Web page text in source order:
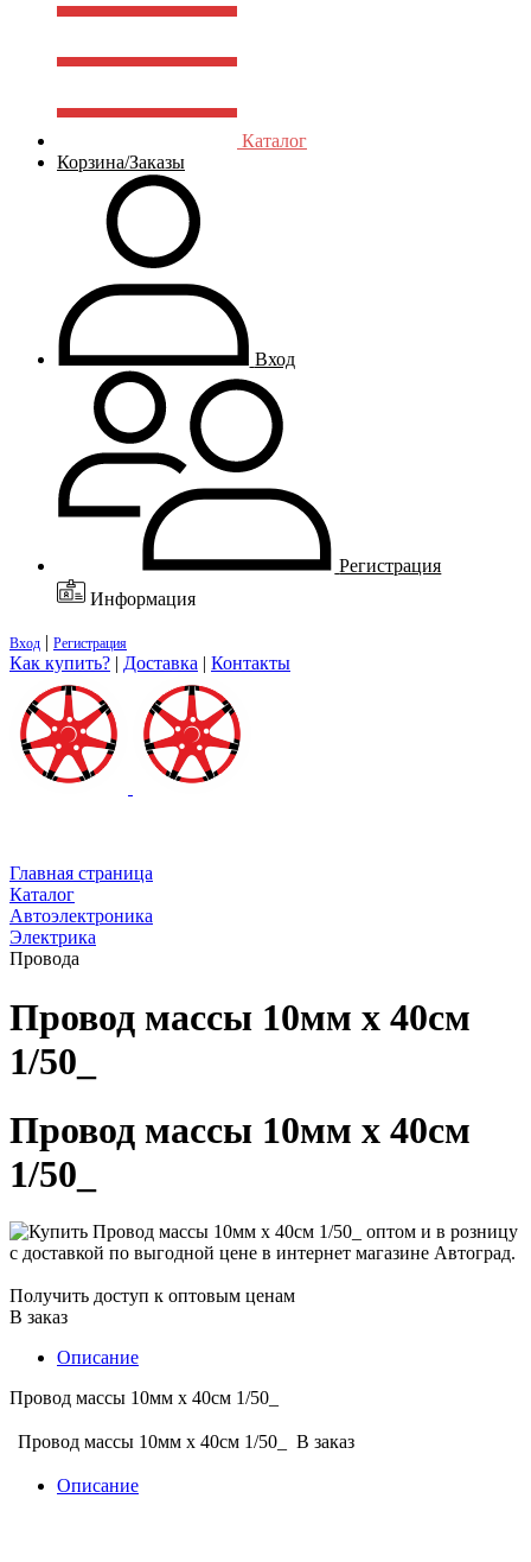
Каталог
Корзина/Заказы
Вход
Регистрация
Информация
Вход | Регистрация
Как купить? | Доставка | Контакты
Главная страница
Каталог
Автоэлектроника
Электрика
Провода
Провод массы 10мм х 40см
1/50_
Провод массы 10мм х 40см
1/50_
Получить доступ к оптовым ценам
В заказ
Описание
Провод массы 10мм х 40см 1/50_
Провод массы 10мм х 40см 1/50_ В заказ
Описание